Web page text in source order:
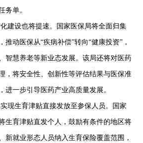
务单。
建设也将提速。国家医保局将全面归集
推动医保从“疾病补偿”转向“健康投资”，
智慧养老等新业态发展。该局还将对医药
，将安全性、创新性等评估结果与医保准
进一步引导医药产业高质量发展。
现生育津贴直接发放至参保人员。国家
生育津贴直发个人，鼓励有条件的地区将
新就业形态人员纳入生育保险覆盖范围，